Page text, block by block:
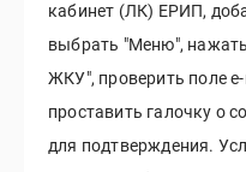
кабинет (ЛК) ЕРИП,
выбрать "Меню",
ЖКУ", проверить поле
проставить галочку о
для подтверждения.